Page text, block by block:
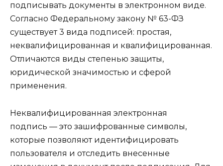
подписывать документы в электронном виде.
Согласно Федеральному закону № 63-ФЗ
существует 3 вида подписей: простая,
неквалифицированная и квалифицированная.
Отличаются виды степенью защиты,
юридической значимостью и сферой
применения.
Неквалифицированная электронная
подпись — это зашифрованные символы,
которые позволяют идентифицировать
пользователя и отследить внесенные